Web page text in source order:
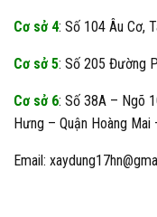
Cơ sở 4: Số 104 Âu Cơ,
Cơ sở 5: Số 205 Đường
Cơ sở 6: Số 38A – Ngõ
Hưng – Quận Hoàng Mai
Email: